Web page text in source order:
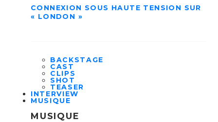
CONNEXION SOUS HAUTE TENSION SUR
« LONDON »
BACKSTAGE
CAST
CLIPS
SHOT
TEASER
INTERVIEW
MUSIQUE
MUSIQUE